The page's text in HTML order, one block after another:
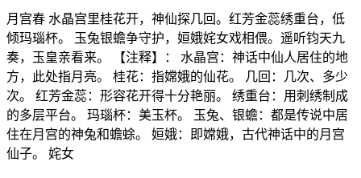
月宫春 水晶宫里桂花开，神仙探几回。红芳金蕊绣重台，低
倾玛瑙杯。 玉兔银蟾争守护，姮娥姹女戏相偎。遥听钧天九
奏，玉皇亲看来。 【注释】： 水晶宫：神话中仙人居住的地
方，此处指月亮。 桂花：指嫦娥的仙花。 几回：几次、多少
次。 红芳金蕊：形容花开得十分艳丽。 绣重台：用刺绣制成
的多层平台。 玛瑙杯：美玉杯。 玉兔、银蟾：都是传说中居
住在月宫的神兔和蟾蜍。 姮娥：即嫦娥，古代神话中的月宫
仙子。 姹女